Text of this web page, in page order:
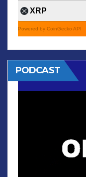
XRP
Powered by CoinGecko API
PODCAST